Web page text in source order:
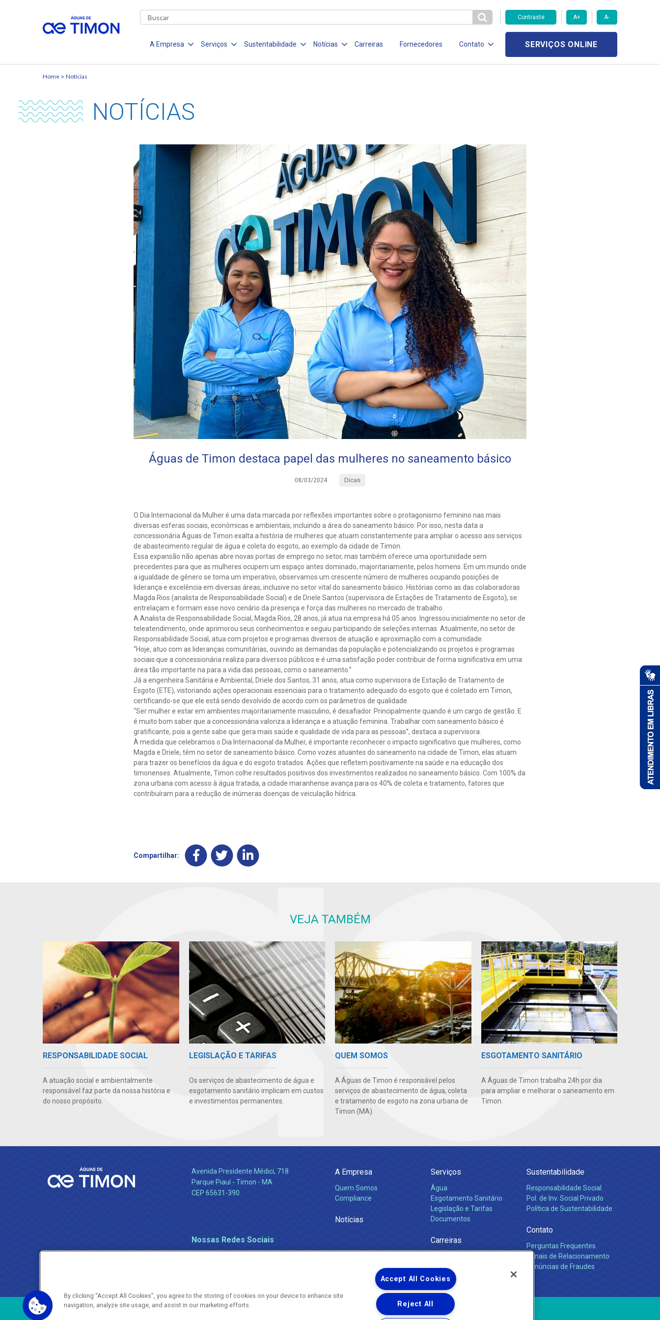
Contraste A+ A-
A Empresa Serviços Sustentabilidade Notícias Carreiras Fornecedores Contato SERVIÇOS ONLINE
Home Notícias
NOTÍCIAS
Águas de Timon destaca papel das mulheres no saneamento básico
08/03/2024 Dicas
O Dia Internacional da Mulher é uma data marcada por reflexões importantes sobre o protagonismo feminino nas mais
diversas esferas sociais, econômicas e ambientais, incluindo a área do saneamento básico. Por isso, nesta data a
concessionária Águas de Timon exalta a história de mulheres que atuam constantemente para ampliar o acesso aos serviços
de abastecimento regular de água e coleta do esgoto, ao exemplo da cidade de Timon.
Essa expansão não apenas abre novas portas de emprego no setor, mas também oferece uma oportunidade sem
precedentes para que as mulheres ocupem um espaço antes dominado, majoritariamente, pelos homens. Em um mundo onde
a igualdade de gênero se torna um imperativo, observamos um crescente número de mulheres ocupando posições de
liderança e excelência em diversas áreas, inclusive no setor vital do saneamento básico. Histórias como as das colaboradoras
Magda Rios (analista de Responsabilidade Social) e de Driele Santos (supervisora de Estações de Tratamento de Esgoto), se
entrelaçam e formam esse novo cenário da presença e força das mulheres no mercado de trabalho.
A Analista de Responsabilidade Social, Magda Rios, 28 anos, já atua na empresa há 05 anos. Ingressou inicialmente no setor de
teleatendimento, onde aprimorou seus conhecimentos e seguiu participando de seleções internas. Atualmente, no setor de
Responsabilidade Social, atua com projetos e programas diversos de atuação e aproximação com a comunidade.
“Hoje, atuo com as lideranças comunitárias, ouvindo as demandas da população e potencializando os projetos e programas
sociais que a concessionária realiza para diversos públicos e é uma satisfação poder contribuir de forma significativa em uma
área tão importante na para a vida das pessoas, como o saneamento.’’
Já a engenheira Sanitária e Ambiental, Driele dos Santos, 31 anos, atua como supervisora de Estação de Tratamento de
Esgoto (ETE), vistoriando ações operacionais essenciais para o tratamento adequado do esgoto que é coletado em Timon,
certificando-se que ele está sendo devolvido de acordo com os parâmetros de qualidade.
“Ser mulher e estar em ambientes majoritariamente masculino, é desafiador. Principalmente quando é um cargo de gestão. E
é muito bom saber que a concessionária valoriza a liderança e a atuação feminina. Trabalhar com saneamento básico é
gratificante, pois a gente sabe que gera mais saúde e qualidade de vida para as pessoas”, destaca a supervisora.
À medida que celebramos o Dia Internacional da Mulher, é importante reconhecer o impacto significativo que mulheres, como
Magda e Driele, têm no setor de saneamento básico. Como vozes atuantes do saneamento na cidade de Timon, elas atuam
para trazer os benefícios da água e do esgoto tratados. Ações que refletem positivamente na saúde e na educação dos
timonenses. Atualmente, Timon colhe resultados positivos dos investimentos realizados no saneamento básico. Com 100% da
zona urbana com acesso à água tratada, a cidade maranhense avança para os 40% de coleta e tratamento, fatores que
contribuíram para a redução de inúmeras doenças de veiculação hídrica.
Compartilhar:
VEJA TAMBÉM
RESPONSABILIDADE SOCIAL
A atuação social e ambientalmente
responsável faz parte da nossa história e
do nosso propósito.
LEGISLAÇÃO E TARIFAS
Os serviços de abastecimento de água e
esgotamento sanitário implicam em custos
e investimentos permanentes.
QUEM SOMOS
A Águas de Timon é responsável pelos
serviços de abastecimento de água, coleta
e tratamento de esgoto na zona urbana de
Timon (MA).
ESGOTAMENTO SANITÁRIO
A Águas de Timon trabalha 24h por dia
para ampliar e melhorar o saneamento em
Timon.
Avenida Presidente Médici, 718
Parque Piauí - Timon - MA
CEP 65631-390
Nossas Redes Sociais
A Empresa
Quem Somos
Compliance
Notícias
Serviços
Água
Esgotamento Sanitário
Legislação e Tarifas
Documentos
Carreiras
Sustentabilidade
Responsabilidade Social
Pol. de Inv. Social Privado
Política de Sustentabilidade
Contato
Perguntas Frequentes
Canais de Relacionamento
Denúncias de Fraudes
Copyright ® 2026 - Todos os Direitos Reservados.
By clicking “Accept All Cookies”, you agree to the storing of cookies on your device to enhance site
navigation, analyze site usage, and assist in our marketing efforts.
Accept All Cookies
Reject All